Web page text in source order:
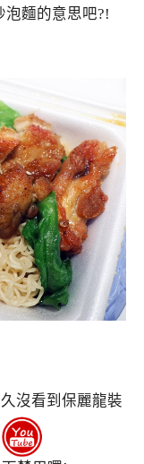
泡麵的意思吧?!
沒看到保麗龍裝